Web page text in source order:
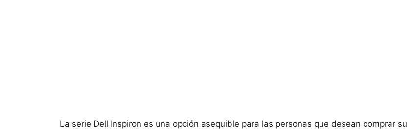
La serie Dell Inspiron es una opción asequible para las personas que desean comprar su